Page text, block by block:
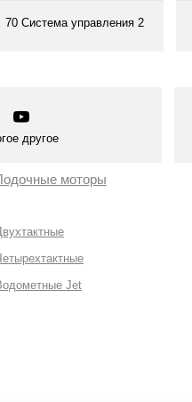
70 Система управления 2
другое
моторы
Jet